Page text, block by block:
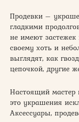
Продевки –
гладкими
не имеют
своему хоть и
выглядят, как
цепочкой, другие
Настоящий мастер
это украшения
Аксессуары,